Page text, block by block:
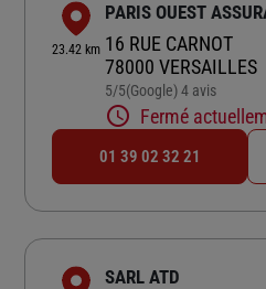
23.42 km
PARIS OUEST
16 RUE CARNOT
78000 VERSAILLES
5/5Note de 5 sur 5
(Google) 4 avis
Fermé
01 39 02 32 21
SARL ATD